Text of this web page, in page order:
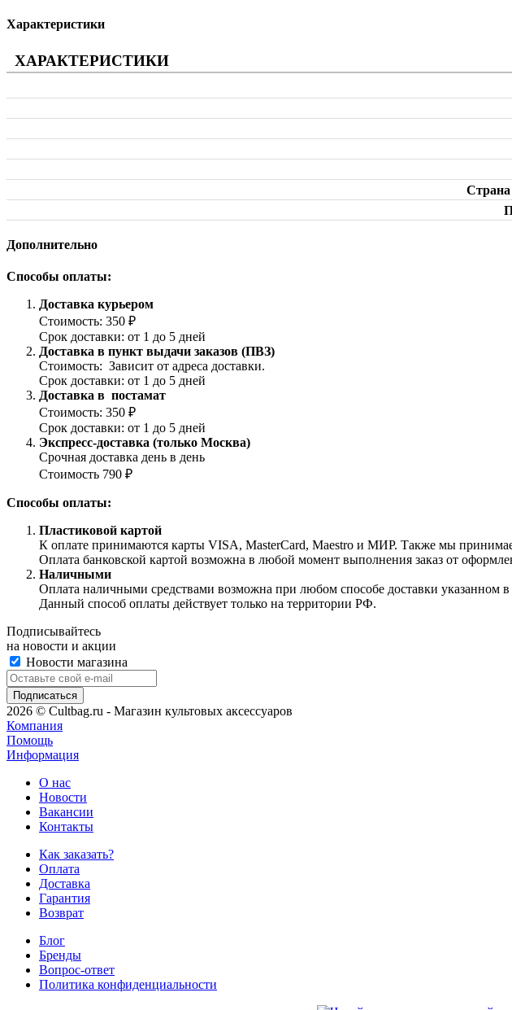
Характеристики
ХАРАКТЕРИСТИКИ
Страна
Дополнительно
Способы оплаты:
Доставка курьером
Стоимость: 350 ₽
Срок доставки: от 1 до 5 дней
Доставка в пункт выдачи заказов (ПВЗ)
Стоимость: Зависит от адреса доставки.
Срок доставки: от 1 до 5 дней
Доставка в постамат
Стоимость: 350 ₽
Срок доставки: от 1 до 5 дней
Экспресс-доставка (только Москва)
Срочная доставка день в день
Стоимость 790 ₽
Способы оплаты:
Пластиковой картой
К оплате принимаются карты VISA, MasterCard, Maestro и МИР. Также мы
Оплата банковской картой возможна в любой момент выполнения заказ от
Наличными
Оплата наличными средствами возможна при любом способе доставки указанном в
Данный способ оплаты действует только на территории РФ.
Подписывайтесь
на новости и акции
Новости магазина
2026 © Cultbag.ru - Магазин культовых аксессуаров
Компания
Помощь
Информация
О нас
Новости
Вакансии
Контакты
Как заказать?
Оплата
Доставка
Гарантия
Возврат
Блог
Бренды
Вопрос-ответ
Политика конфиденциальности